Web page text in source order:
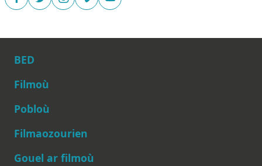
Main navigation
BED
Filmoù
Pobloù
Filmaozourien
Gouel ar filmoù